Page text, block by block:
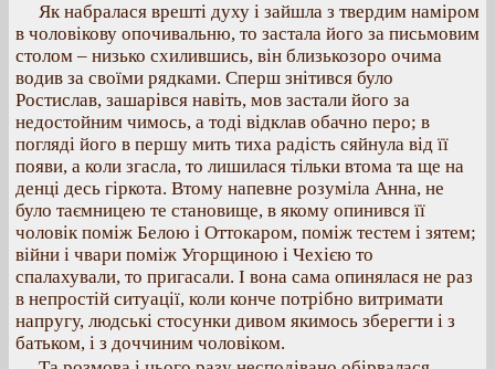
Як набралася врешті духу і зайшла з твердим наміром
в чоловікову опочивальню, то застала його за письмовим
столом – низько схилившись, він близькозоро очима
водив за своїми рядками. Сперш знітився було
Ростислав, зашарівся навіть, мов застали його за
недостойним чимось, а тоді відклав обачно перо; в
погляді його в першу мить тиха радість сяйнула від її
появи, а коли згасла, то лишилася тільки втома та ще на
денці десь гіркота. Втому напевне розуміла Анна, не
було таємницею те становище, в якому опинився її
чоловік поміж Белою і Оттокаром, поміж тестем і зятем;
війни і чвари поміж Угорщиною і Чехією то
спалахували, то пригасали. І вона сама опинялася не раз
в непростій ситуації, коли конче потрібно витримати
напругу, людські стосунки дивом якимось зберегти і з
батьком, і з доччиним чоловіком.